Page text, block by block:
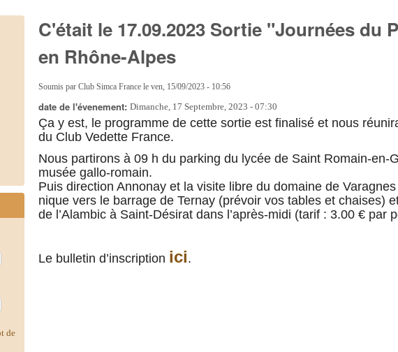
C'était le 17.09.2023 Sortie "Journées du
en Rhône-Alpes
Soumis parClub Simca France leven, 15/09/2023 - 10:56
date de l'évenement:Dimanche, 17 Septembre, 2023 - 07:30
Ça y est, le programme de cette sortie est finalisé et nous
du Club Vedette France.
Nous partirons à 09 h du parking du lycée de Saint Romain-en-
musée gallo-romain.
Puis direction Annonay et la visite libre du domaine de
nique vers le barrage de Ternay (prévoir vos tables et chaises)
de l’Alambic à Saint-Désirat dans l’après-midi (tarif : 3.00 € par
Le bulletin d’inscription ici.
de